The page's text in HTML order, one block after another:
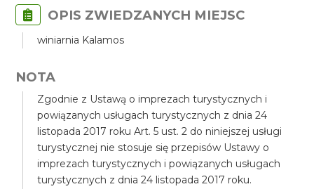
OPIS ZWIEDZANYCH MIEJSC
winiarnia Kalamos
NOTA
Zgodnie z Ustawą o imprezach turystycznych i
powiązanych usługach turystycznych z dnia 24
listopada 2017 roku Art. 5 ust. 2 do niniejszej usługi
turystycznej nie stosuje się przepisów Ustawy o
imprezach turystycznych i powiązanych usługach
turystycznych z dnia 24 listopada 2017 roku.